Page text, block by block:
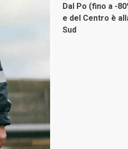
Dal Po (fino a -
e del Centro è
Sud